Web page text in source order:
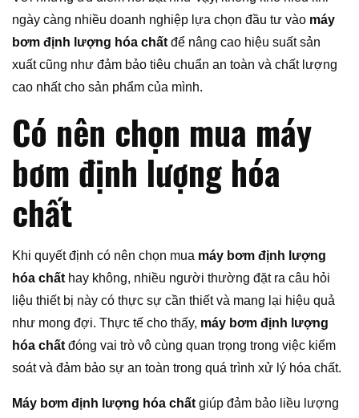
ngày càng nhiều doanh nghiệp lựa chọn đầu tư vào máy
bơm định lượng hóa chất để nâng cao hiệu suất sản
xuất cũng như đảm bảo tiêu chuẩn an toàn và chất lượng
cao nhất cho sản phẩm của mình.
Có nên chọn mua máy
bơm định lượng hóa
chất
Khi quyết định có nên chọn mua máy bơm định lượng
hóa chất hay không, nhiều người thường đặt ra câu hỏi
liệu thiết bị này có thực sự cần thiết và mang lại hiệu quả
như mong đợi. Thực tế cho thấy, máy bơm định lượng
hóa chất đóng vai trò vô cùng quan trọng trong việc kiểm
soát và đảm bảo sự an toàn trong quá trình xử lý hóa chất.
Máy bơm định lượng hóa chất giúp đảm bảo liều lượng